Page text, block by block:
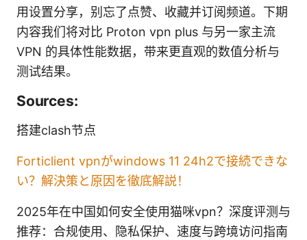
用设置分享，别忘了点赞、收藏并订阅频道。下期
内容我们将对比 Proton vpn plus 与另一家主流
VPN 的具体性能数据，带来更直观的数值分析与
测试结果。
Sources:
搭建clash节点
Forticlient vpnがwindows 11 24h2で接続できな
い？解決策と原因を徹底解説！
2025年在中国如何安全使用猫咪vpn？深度评测与
推荐：合规使用、隐私保护、速度与跨境访问指南